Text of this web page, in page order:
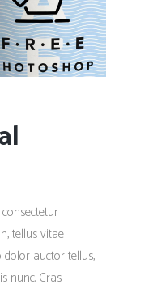
tellus vitae
dolor auctor tellus,
nunc. Cras